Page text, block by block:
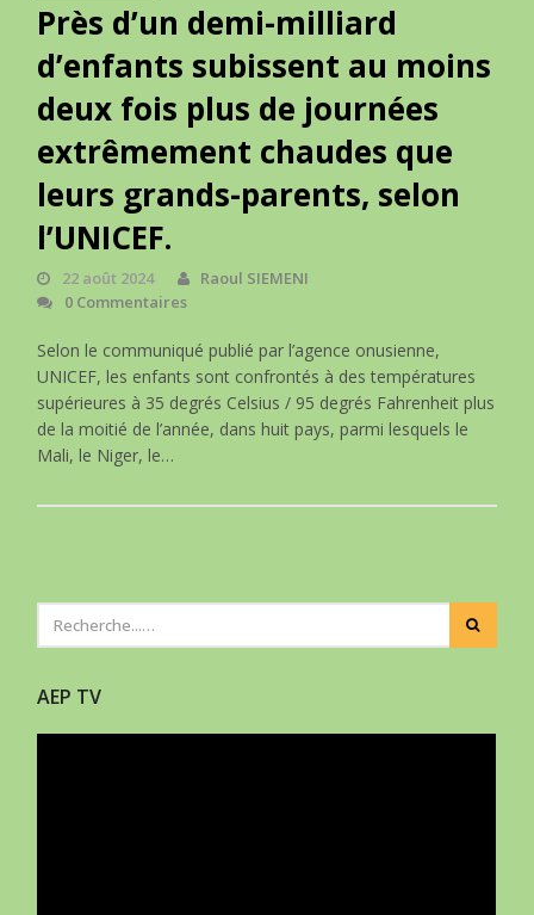
Près d’un demi-milliard
d’enfants subissent au moins
deux fois plus de journées
extrêmement chaudes que
leurs grands-parents, selon
l’UNICEF.
22 août 2024
Raoul SIEMENI
0 Commentaires
Selon le communiqué publié par l’agence onusienne,
UNICEF, les enfants sont confrontés à des températures
supérieures à 35 degrés Celsius / 95 degrés Fahrenheit plus
de la moitié de l’année, dans huit pays, parmi lesquels le
Mali, le Niger, le…
AEP TV